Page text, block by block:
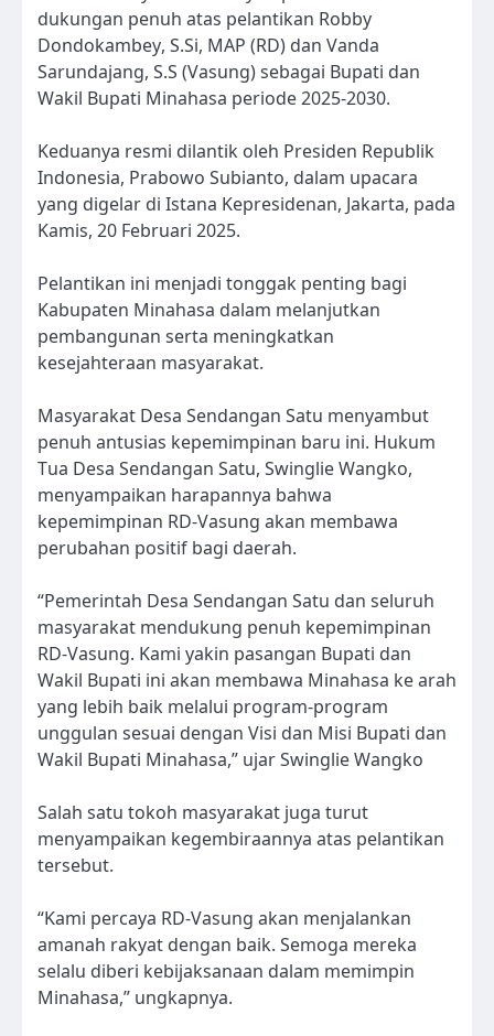
dukungan penuh atas pelantikan Robby
Dondokambey, S.Si, MAP (RD) dan Vanda
Sarundajang, S.S (Vasung) sebagai Bupati dan
Wakil Bupati Minahasa periode 2025-2030.
Keduanya resmi dilantik oleh Presiden Republik
Indonesia, Prabowo Subianto, dalam upacara
yang digelar di Istana Kepresidenan, Jakarta, pada
Kamis, 20 Februari 2025.
Pelantikan ini menjadi tonggak penting bagi
Kabupaten Minahasa dalam melanjutkan
pembangunan serta meningkatkan
kesejahteraan masyarakat.
Masyarakat Desa Sendangan Satu menyambut
penuh antusias kepemimpinan baru ini. Hukum
Tua Desa Sendangan Satu, Swinglie Wangko,
menyampaikan harapannya bahwa
kepemimpinan RD-Vasung akan membawa
perubahan positif bagi daerah.
“Pemerintah Desa Sendangan Satu dan seluruh
masyarakat mendukung penuh kepemimpinan
RD-Vasung. Kami yakin pasangan Bupati dan
Wakil Bupati ini akan membawa Minahasa ke arah
yang lebih baik melalui program-program
unggulan sesuai dengan Visi dan Misi Bupati dan
Wakil Bupati Minahasa,” ujar Swinglie Wangko
Salah satu tokoh masyarakat juga turut
menyampaikan kegembiraannya atas pelantikan
tersebut.
“Kami percaya RD-Vasung akan menjalankan
amanah rakyat dengan baik. Semoga mereka
selalu diberi kebijaksanaan dalam memimpin
Minahasa,” ungkapnya.